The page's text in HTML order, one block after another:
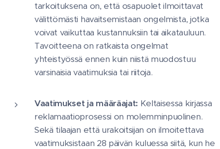
tarkoituksena on, että osapuolet ilmoittavat
välittömästi havaitsemistaan ongelmista, jotka
voivat vaikuttaa kustannuksiin tai aikatauluun.
Tavoitteena on ratkaista ongelmat
yhteistyössä ennen kuin niistä muodostuu
varsinaisia vaatimuksia tai riitoja.
Vaatimukset ja määräajat: Keltaisessa kirjassa
reklamaatioprosessi on molemminpuolinen.
Sekä tilaajan että urakoitsijan on ilmoitettava
vaatimuksistaan 28 päivän kuluessa siitä, kun he